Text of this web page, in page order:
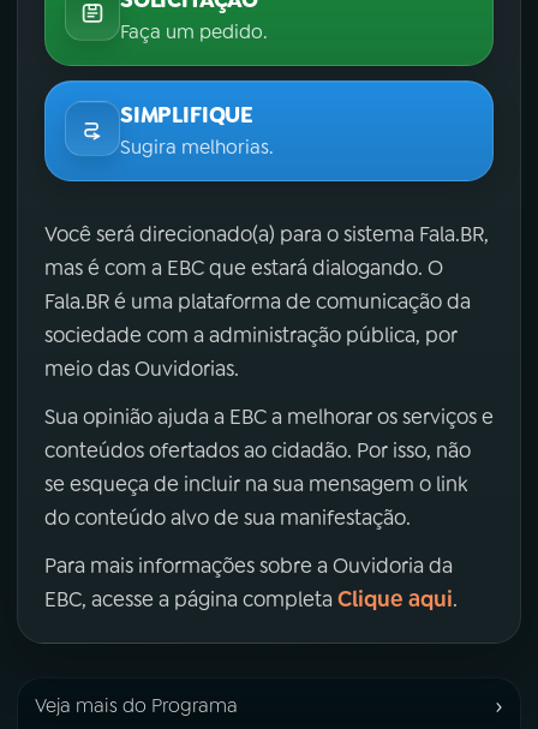
Faça um pedido.
SIMPLIFIQUE
Sugira melhorias.
Você será direcionado(a) para o sistema Fala.BR,
mas é com a EBC que estará dialogando. O
Fala.BR é uma plataforma de comunicação da
sociedade com a administração pública, por
meio das Ouvidorias.
Sua opinião ajuda a EBC a melhorar os serviços e
conteúdos ofertados ao cidadão. Por isso, não
se esqueça de incluir na sua mensagem o link
do conteúdo alvo de sua manifestação.
Para mais informações sobre a Ouvidoria da
EBC, acesse a página completa Clique aqui.
Veja mais do Programa ›